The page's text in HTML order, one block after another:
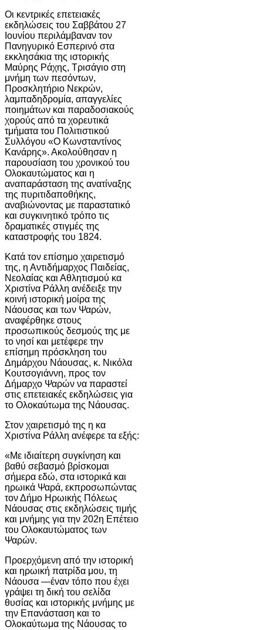
Οι κεντρικές επετειακές
εκδηλώσεις του Σαββάτου 27
Ιουνίου περιλάμβαναν τον
Πανηγυρικό Εσπερινό στα
εκκλησάκια της ιστορικής
Μαύρης Ράχης, Τρισάγιο στη
μνήμη των πεσόντων,
Προσκλητήριο Νεκρών,
λαμπαδηδρομία, απαγγελίες
ποιημάτων και παραδοσιακούς
χορούς από τα χορευτικά
τμήματα του Πολιτιστικού
Συλλόγου «Ο Κωνσταντίνος
Κανάρης». Ακολούθησαν η
παρουσίαση του χρονικού του
Ολοκαυτώματος και η
αναπαράσταση της ανατίναξης
της πυριτιδαποθήκης,
αναβιώνοντας με παραστατικό
και συγκινητικό τρόπο τις
δραματικές στιγμές της
καταστροφής του 1824.
Κατά τον επίσημο χαιρετισμό
της, η Αντιδήμαρχος Παιδείας,
Νεολαίας και Αθλητισμού κα
Χριστίνα Ράλλη ανέδειξε την
κοινή ιστορική μοίρα της
Νάουσας και των Ψαρών,
αναφέρθηκε στους
προσωπικούς δεσμούς της με
το νησί και μετέφερε την
επίσημη πρόσκληση του
Δημάρχου Νάουσας, κ. Νικόλα
Κουτσογιάννη, προς τον
Δήμαρχο Ψαρών να παραστεί
στις επετειακές εκδηλώσεις για
το Ολοκαύτωμα της Νάουσας.
Στον χαιρετισμό της η κα
Χριστίνα Ράλλη ανέφερε τα εξής:
«Με ιδιαίτερη συγκίνηση και
βαθύ σεβασμό βρίσκομαι
σήμερα εδώ, στα ιστορικά και
ηρωικά Ψαρά, εκπροσωπώντας
τον Δήμο Ηρωικής Πόλεως
Νάουσας στις εκδηλώσεις τιμής
και μνήμης για την 202η Επέτειο
του Ολοκαυτώματος των
Ψαρών.
Προερχόμενη από την ιστορική
και ηρωική πατρίδα μου, τη
Νάουσα —έναν τόπο που έχει
γράψει τη δική του σελίδα
θυσίας και ιστορικής μνήμης με
την Επανάσταση και το
Ολοκαύτωμα της Νάουσας το